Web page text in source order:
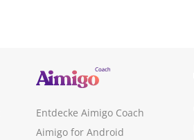
Entdecke Aimigo Coach
Aimigo for Android